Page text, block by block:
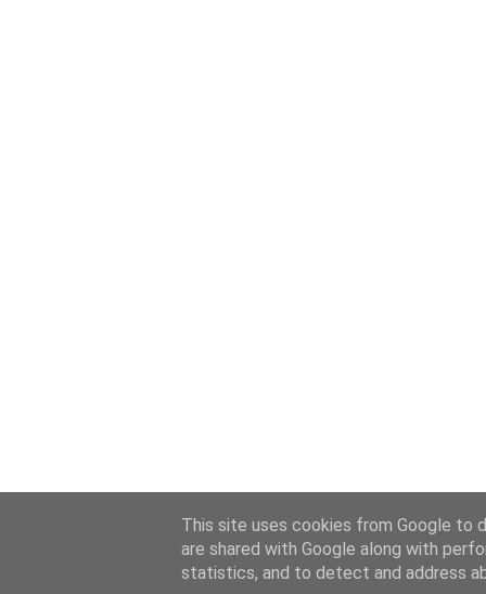
This site uses cookies from Google to
are shared with Google along with
statistics, and to detect and address